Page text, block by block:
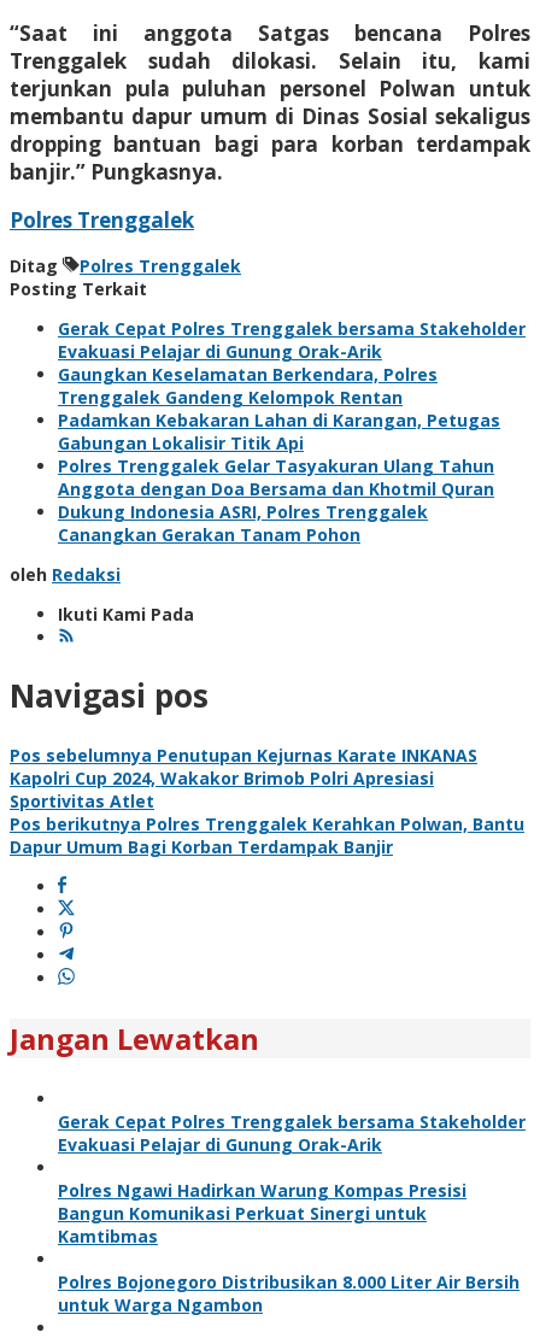
“Saat ini anggota Satgas bencana Polres
Trenggalek sudah dilokasi. Selain itu, kami
terjunkan pula puluhan personel Polwan untuk
membantu dapur umum di Dinas Sosial sekaligus
dropping bantuan bagi para korban terdampak
banjir.” Pungkasnya.
Polres Trenggalek
Ditag
Polres Trenggalek
Posting Terkait
Gerak Cepat Polres Trenggalek bersama Stakeholder
Evakuasi Pelajar di Gunung Orak-Arik
Gaungkan Keselamatan Berkendara, Polres
Trenggalek Gandeng Kelompok Rentan
Padamkan Kebakaran Lahan di Karangan, Petugas
Gabungan Lokalisir Titik Api
Polres Trenggalek Gelar Tasyakuran Ulang Tahun
Anggota dengan Doa Bersama dan Khotmil Quran
Dukung Indonesia ASRI, Polres Trenggalek
Canangkan Gerakan Tanam Pohon
oleh Redaksi
Ikuti Kami Pada
Navigasi pos
Pos sebelumnya Penutupan Kejurnas Karate INKANAS
Kapolri Cup 2024, Wakakor Brimob Polri Apresiasi
Sportivitas Atlet
Pos berikutnya Polres Trenggalek Kerahkan Polwan, Bantu
Dapur Umum Bagi Korban Terdampak Banjir
Jangan Lewatkan
Gerak Cepat Polres Trenggalek bersama Stakeholder
Evakuasi Pelajar di Gunung Orak-Arik
Polres Ngawi Hadirkan Warung Kompas Presisi
Bangun Komunikasi Perkuat Sinergi untuk
Kamtibmas
Polres Bojonegoro Distribusikan 8.000 Liter Air Bersih
untuk Warga Ngambon